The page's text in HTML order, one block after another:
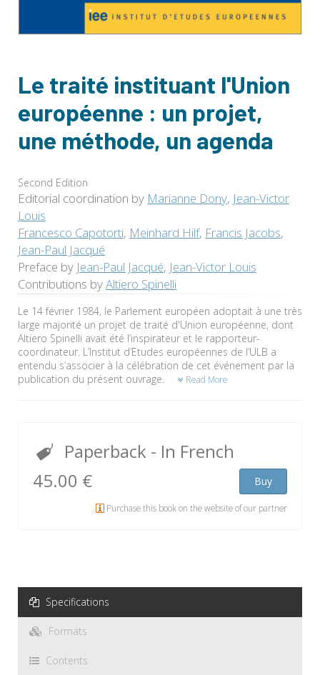
Le traité instituant l'Union
européenne : un projet,
une méthode, un agenda
Second Edition
Editorial coordination by Marianne Dony, Jean-Victor
Louis
Francesco Capotorti, Meinhard Hilf, Francis Jacobs,
Jean-Paul Jacqué
Preface by Jean-Paul Jacqué, Jean-Victor Louis
Contributions byAltiero Spinelli
Le 14 février 1984, le Parlement européen adoptait à une très
large majorité un projet de traité d'Union européenne, dont
Altiero Spinelli avait été l’inspirateur et le rapporteur-
coordinateur. L’Institut d’Etudes européennes de l’ULB a
entendu s’associer à la célébration de cet événement par la
publication du présent ouvrage.
Read More
Paperback - In French
45.00 €
Buy
Purchase this book on the website of our partner
Specifications
Formats
Contents